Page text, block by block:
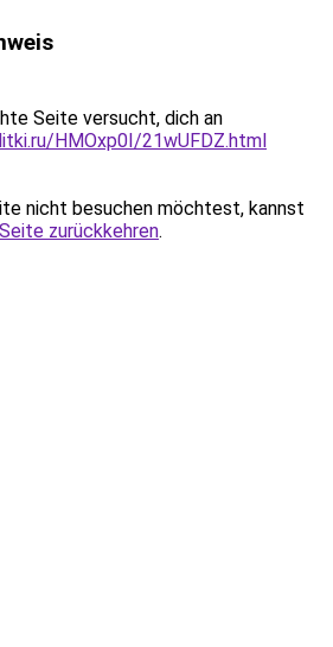
Seite versucht, dich an
HMOxp0I/21wUFDZ.html
nicht besuchen möchtest, kannst
zurückkehren.